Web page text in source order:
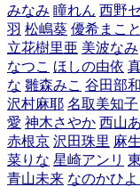
みなみ 瞳れん 西野
羽 松嶋葵 優希まこと
立花樹里亜 美波なみ
なつこ ほしの由依
な 雛森みこ 谷田部
沢村麻耶 名取美知子
愛 神木さやか 西山
赤根京 沢田珠里 麻
菜りな 星崎アンリ
青山未来 なのかひよ